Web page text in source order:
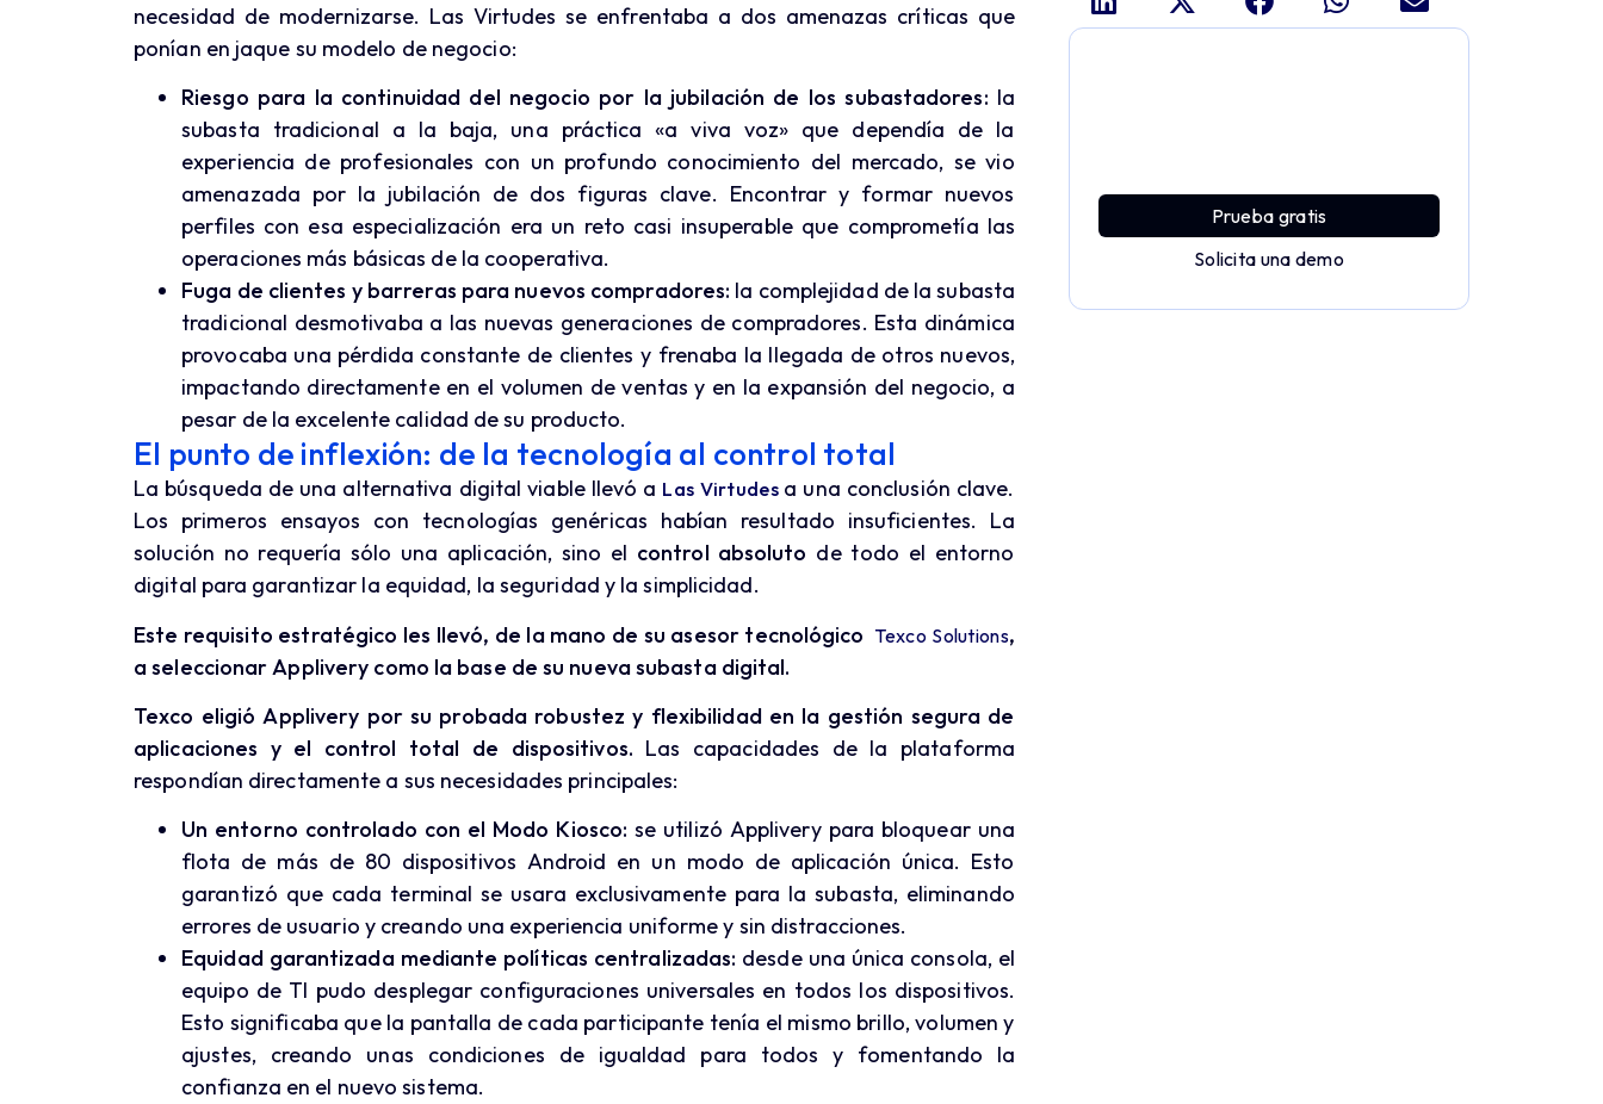
necesidad de modernizarse. Las Virtudes se enfrentaba a dos amenazas críticas que
ponían en jaque su modelo de negocio:
Riesgo para la continuidad del negocio por la jubilación de los subastadores: la
subasta tradicional a la baja, una práctica «a viva voz» que dependía de la
experiencia de profesionales con un profundo conocimiento del mercado, se vio
amenazada por la jubilación de dos figuras clave. Encontrar y formar nuevos
perfiles con esa especialización era un reto casi insuperable que comprometía las
operaciones más básicas de la cooperativa.
Fuga de clientes y barreras para nuevos compradores: la complejidad de la subasta
tradicional desmotivaba a las nuevas generaciones de compradores. Esta dinámica
provocaba una pérdida constante de clientes y frenaba la llegada de otros nuevos,
impactando directamente en el volumen de ventas y en la expansión del negocio, a
pesar de la excelente calidad de su producto.
El punto de inflexión: de la tecnología al control total
La búsqueda de una alternativa digital viable llevó a Las Virtudes a una conclusión clave.
Los primeros ensayos con tecnologías genéricas habían resultado insuficientes. La
solución no requería sólo una aplicación, sino el control absoluto de todo el entorno
digital para garantizar la equidad, la seguridad y la simplicidad.
Este requisito estratégico les llevó, de la mano de su asesor tecnológicoTexco Solutions,
a seleccionar Applivery como la base de su nueva subasta digital.
Texco eligió Applivery por su probada robustez y flexibilidad en la gestión segura de
aplicaciones y el control total de dispositivos. Las capacidades de la plataforma
respondían directamente a sus necesidades principales:
Un entorno controlado con el Modo Kiosco: se utilizó Applivery para bloquear una
flota de más de 80 dispositivos Android en un modo de aplicación única. Esto
garantizó que cada terminal se usara exclusivamente para la subasta, eliminando
errores de usuario y creando una experiencia uniforme y sin distracciones.
Equidad garantizada mediante políticas centralizadas: desde una única consola, el
equipo de TI pudo desplegar configuraciones universales en todos los dispositivos.
Esto significaba que la pantalla de cada participante tenía el mismo brillo, volumen y
ajustes, creando unas condiciones de igualdad para todos y fomentando la
confianza en el nuevo sistema.
Prueba gratis
Solicita una demo